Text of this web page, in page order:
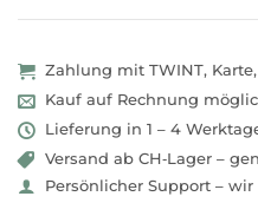
Zahlung mit TWINT,
Kauf auf Rechnung
Lieferung in 1 – 4
Versand ab CH‑Lager –
Persönlicher Support –